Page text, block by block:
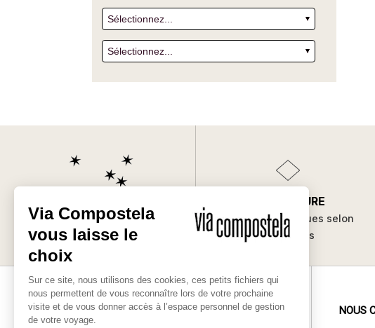
Les bonnes raisons
de partir avec nous
SUR-MESURE
Des séjours uniques selon
vos envies
NOUS